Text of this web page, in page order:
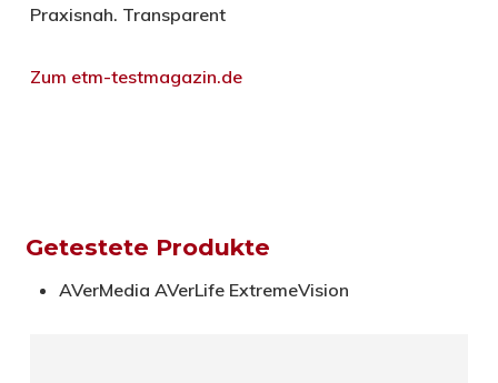
Praxisnah. Transparent
Zum etm-testmagazin.de
Getestete Produkte
AVerMedia AVerLife ExtremeVision